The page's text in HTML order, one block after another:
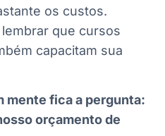
os custos.
que cursos
capacitam sua
mente fica a pergunta:
orçamento de